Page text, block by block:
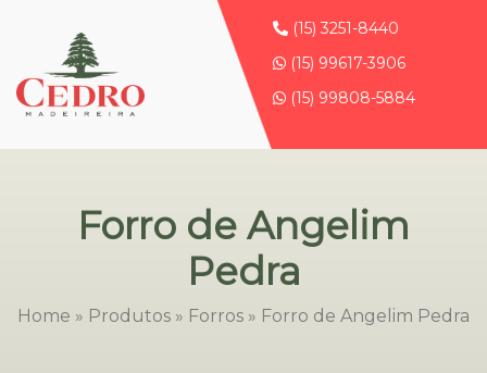
(15) 3251-8440
(15) 99617-3906
(15) 99808-5884
Forro de Angelim
Pedra
Home » Produtos » Forros » Forro de Angelim Pedra